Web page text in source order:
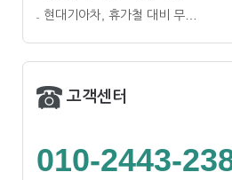
현대기아차, 휴가철 대비 무…
고객센터
010-2443-